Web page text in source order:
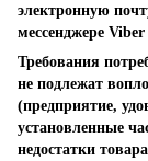
электронную
мессенджере
Требования
не подлежат
(предприятие,
установленные
недостатки